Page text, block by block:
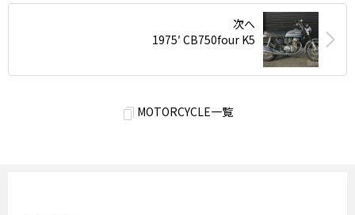
次へ
1975′ CB750four K5
MOTORCYCLE一覧